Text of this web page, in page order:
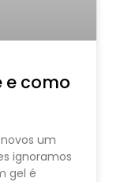
e como
um
ignoramos
gel é